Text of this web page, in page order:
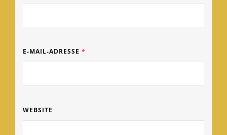
E-MAIL-ADRESSE *
WEBSITE